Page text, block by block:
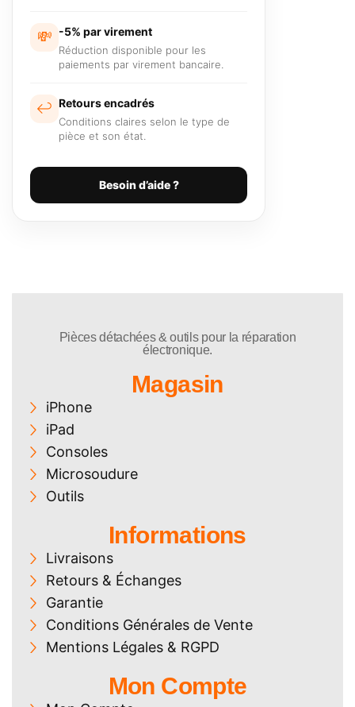
💸 -5% par virement
Réduction disponible pour les
paiements par virement bancaire.
↩️ Retours encadrés
Conditions claires selon le type de
pièce et son état.
Besoin d’aide ?
Pièces détachées & outils pour la réparation
électronique.
Magasin
iPhone
iPad
Consoles
Microsoudure
Outils
Informations
Livraisons
Retours & Échanges
Garantie
Conditions Générales de Vente
Mentions Légales & RGPD
Mon Compte